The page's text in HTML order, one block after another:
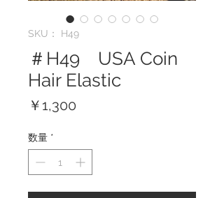
SKU： H49
＃H49 USA Coin
Hair Elastic
￥1,300
数量 *